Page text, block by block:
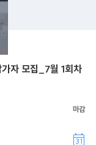
자 모집_7월 1회차